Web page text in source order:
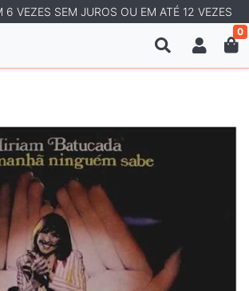
6 VEZES SEM JUROS OU EM ATÉ 12 VEZES
0